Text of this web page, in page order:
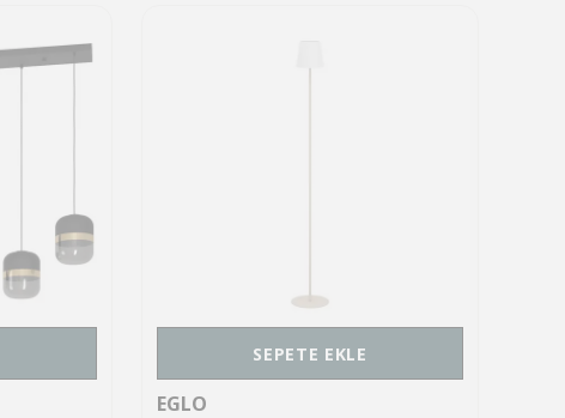
SEPETE EKLE
EGLO